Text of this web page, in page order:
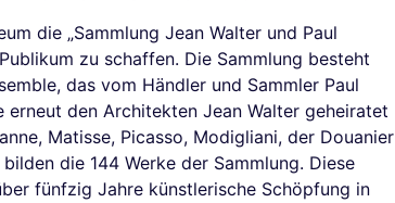
die „Sammlung Jean Walter und Paul
zu schaffen. Die Sammlung besteht
das vom Händler und Sammler Paul
erneut den Architekten Jean Walter geheiratet
Matisse, Picasso, Modigliani, der Douanier
die 144 Werke der Sammlung. Diese
fünfzig Jahre künstlerische Schöpfung in